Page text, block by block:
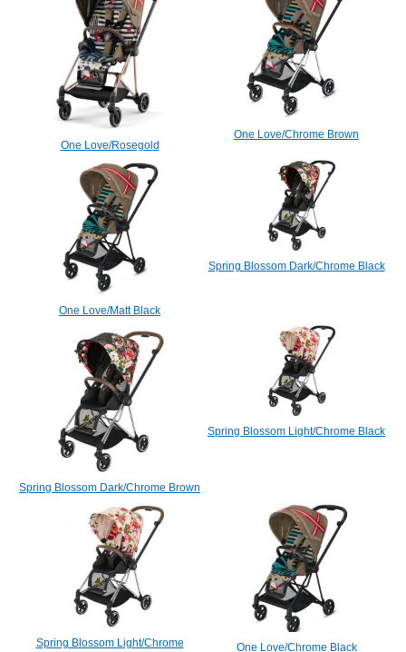
One Love/Rosegold
One Love/Chrome Brown
One Love/Matt Black
Spring Blossom Dark/Chrome Black
Spring Blossom Dark/Chrome Brown
Spring Blossom Light/Chrome Black
Spring Blossom Light/Chrome One Love/Chrome Black